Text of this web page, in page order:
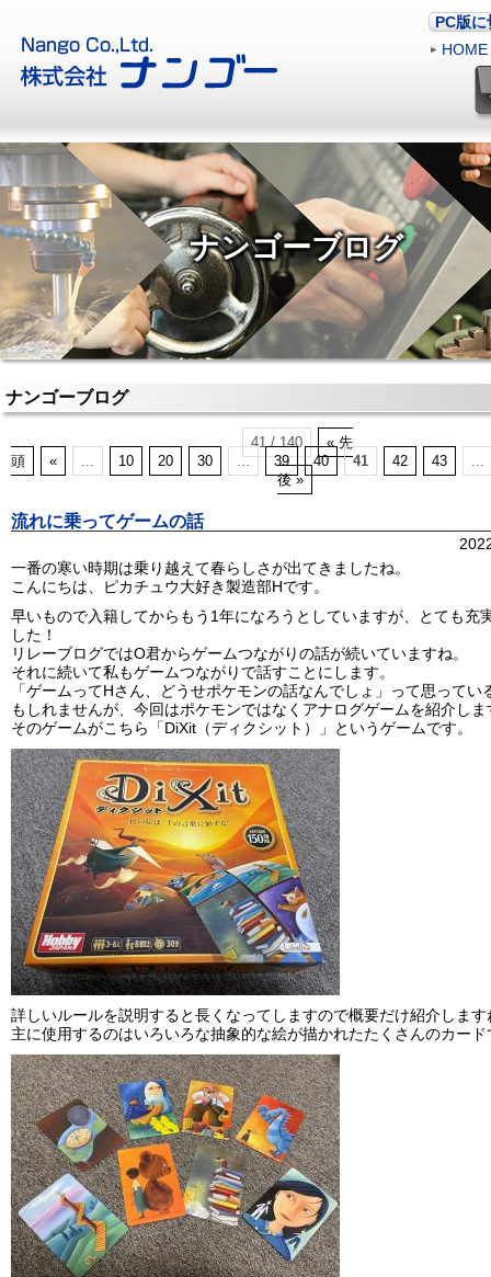
PC版に
HOME
ナンゴーブログ
ナンゴーブログ
41 / 140
« 先
頭
« ... 10 20 30 ... 39 40 41 42 43
...
後 »
流れに乗ってゲームの話
一番の寒い時期は乗り越えて春らしさが出てきましたね。
こんにちは、ピカチュウ大好き製造部Hです。
早いもので入籍してからもう1年になろうとしていますが、とても充
した！
リレーブログではO君からゲームつながりの話が続いていますね。
それに続いて私もゲームつながりで話すことにします。
「ゲームってHさん、どうせポケモンの話なんでしょ」って思ってい
もしれませんが、今回はポケモンではなくアナログゲームを紹介しま
そのゲームがこちら「DiXit（ディクシット）」というゲームです。
詳しいルールを説明すると長くなってしますので概要だけ紹介します
主に使用するのはいろいろな抽象的な絵が描かれたたくさんのカード